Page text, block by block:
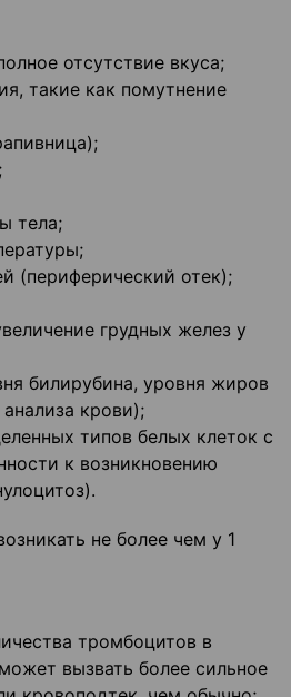
отсутствие вкуса;
такие как помутнение
тела;
(периферический отек);
грудных желез у
билирубина, уровня жиров
крови);
типов белых клеток с
к возникновению
не более чем у 1
тромбоцитов в
вызвать более сильное